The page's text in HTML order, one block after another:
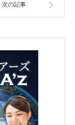
次の記事